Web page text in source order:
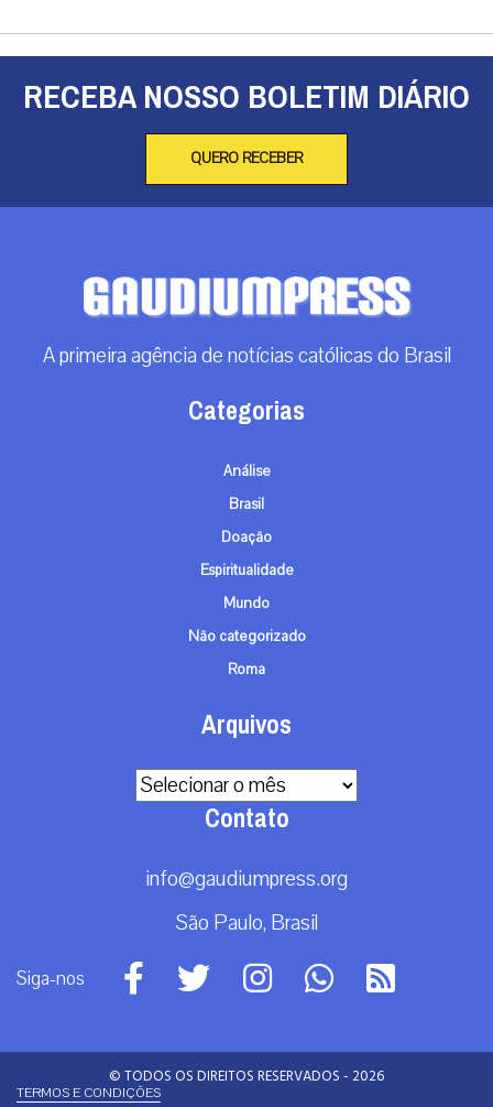
RECEBA NOSSO BOLETIM DIÁRIO
QUERO RECEBER
A primeira agência de notícias católicas do Brasil
Categorias
Análise
Brasil
Doação
Espiritualidade
Mundo
Não categorizado
Roma
Arquivos
Arquivos
Contato
info@gaudiumpress.org
São Paulo, Brasil
Siga-nos
© TODOS OS DIREITOS RESERVADOS - 2026
TERMOS E CONDIÇÕES